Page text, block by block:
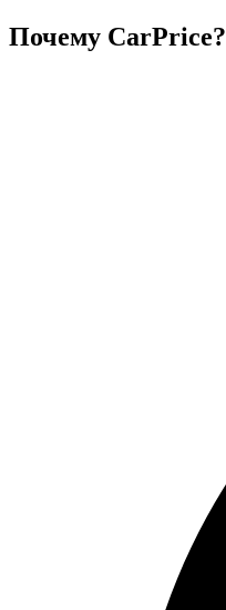
Почему CarPrice?